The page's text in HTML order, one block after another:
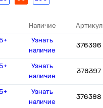
Наличие Артикул
Узнать
наличие
376396
Узнать
наличие
376397
Узнать
наличие
376398